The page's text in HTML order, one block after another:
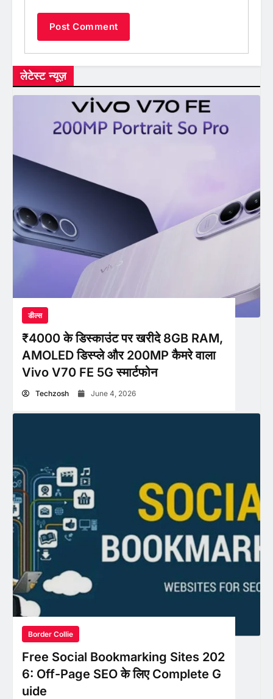
लेटेस्ट न्यूज़
डील्स
₹4000 के डिस्काउंट पर खरीदे 8GB RAM,
AMOLED डिस्प्ले और 200MP कैमरे वाला
Vivo V70 FE 5G स्मार्टफोन
Techzosh June 4, 2026
Border Collie
Free Social Bookmarking Sites 202
6: Off-Page SEO के लिए Complete G
uide